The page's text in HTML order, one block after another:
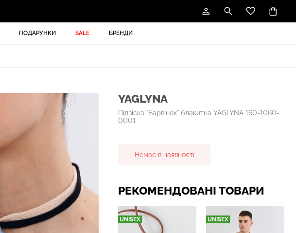
ПОДАРУНКИ SALE БРЕНДИ
YAGLYNA
Підвіска "Барвінок" блакитна YAGLYNA 160-1060-
0001
Немає в наявності
РЕКОМЕНДОВАНІ ТОВАРИ
UNISEX UNISEX